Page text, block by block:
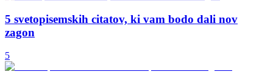
5 svetopisemskih citatov, ki vam bodo dali nov
zagon
5